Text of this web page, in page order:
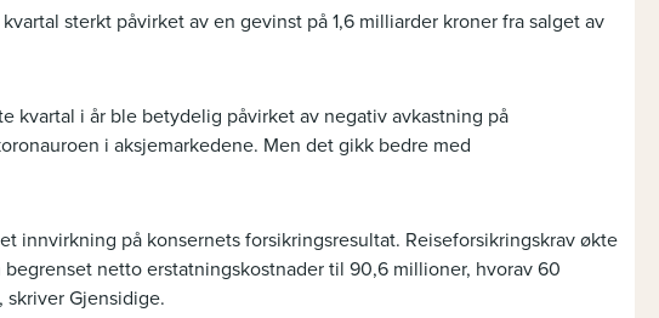
sterkt påvirket av en gevinst på 1,6 milliarder kroner fra salget av
kvartal i år ble betydelig påvirket av negativ avkastning på
i aksjemarkedene. Men det gikk bedre med
innvirkning på konsernets forsikringsresultat. Reiseforsikringskrav økte
netto erstatningskostnader til 90,6 millioner, hvorav 60
Gjensidige.